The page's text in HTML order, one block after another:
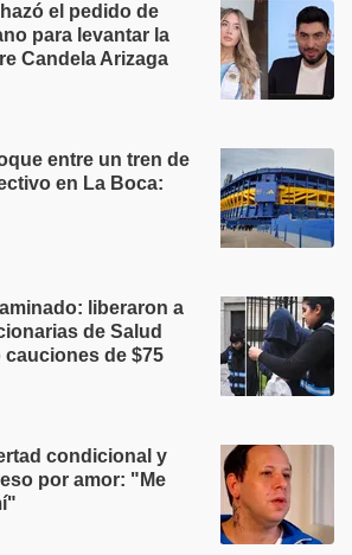
el pedido de
para levantar la
Candela Arizaga
entre un tren de
en La Boca:
liberaron a
de Salud
de $75
condicional y
por amor: "Me